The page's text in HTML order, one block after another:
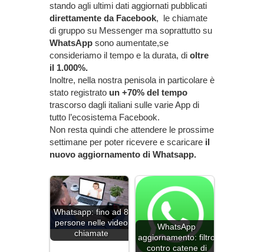
stando agli ultimi dati aggiornati pubblicati
direttamente da Facebook, le chiamate
di gruppo su Messenger ma soprattutto su
WhatsApp sono aumentate,se
consideriamo il tempo e la durata, di oltre
il 1.000%.
Inoltre, nella nostra penisola in particolare è
stato registrato un +70% del tempo
trascorso dagli italiani sulle varie App di
tutto l’ecosistema Facebook.
Non resta quindi che attendere le prossime
settimane per poter ricevere e scaricare il
nuovo aggiornamento di Whatsapp.
Whatsapp: fino ad 8
persone nelle video
chiamate
WhatsApp
aggiornamento: filtro
contro catene di